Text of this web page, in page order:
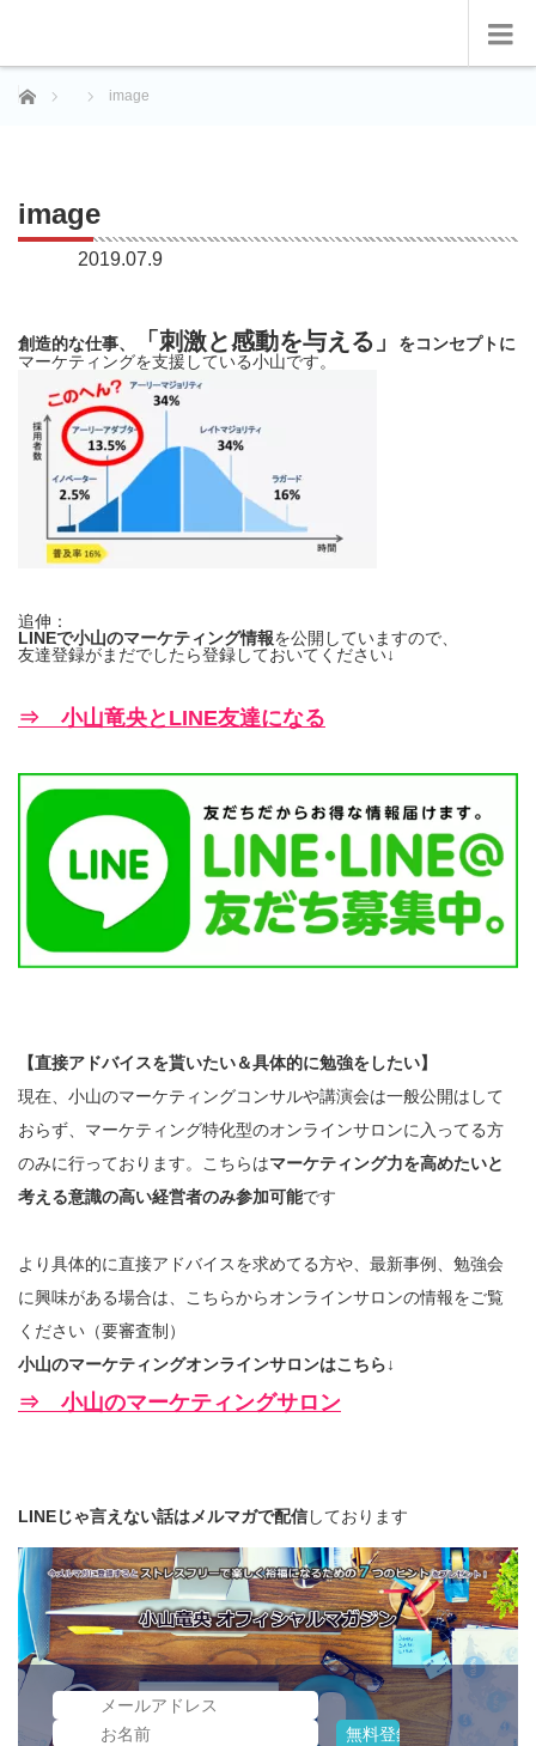
ホーム image
image
2019.07.9
創造的な仕事、 「刺激と感動を与える」
をコンセプトに
マーケティングを支援している小山です。
追伸：
LINEで小山のマーケティング情報を公開していますので、
友達登録がまだでしたら登録しておいてください↓
⇒ 小山竜央とLINE友達になる
【直接アドバイスを貰いたい＆具体的に勉強をしたい】
現在、小山のマーケティングコンサルや講演会は一般公開はして
おらず、マーケティング特化型のオンラインサロンに入ってる方
のみに行っております。こちらはマーケティング力を高めたいと
考える意識の高い経営者のみ参加可能です
より具体的に直接アドバイスを求めてる方や、最新事例、勉強会
に興味がある場合は、こちらからオンラインサロンの情報をご覧
ください（要審査制）
小山のマーケティングオンラインサロンはこちら↓
⇒ 小山のマーケティングサロン
LINEじゃ言えない話はメルマガで配信しております